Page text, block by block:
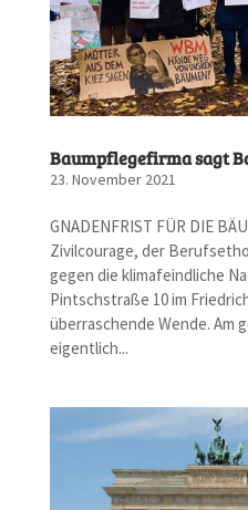
Baumpflegefirma sagt
23. November 2021
GNADENFRIST FÜR DIE
Zivilcourage, der
gegen die klimafeindliche
Pintschstraße 10 im
überraschende Wende. Am
eigentlich...